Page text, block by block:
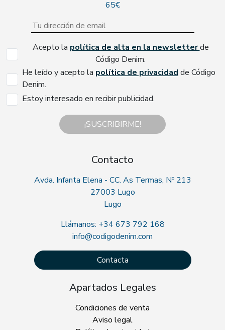
65€
Acepto la política de alta en la newsletterde
Código Denim.
He leído y acepto la política de privacidadde Código
Denim.
Estoy interesado en recibir publicidad.
¡SUSCRIBIRME!
Contacto
Avda. Infanta Elena - CC. As Termas, Nº 213
27003 Lugo
Lugo
Llámanos: +34 673 792 168
info@codigodenim.com
Contacta
Apartados Legales
Condiciones de venta
Aviso legal